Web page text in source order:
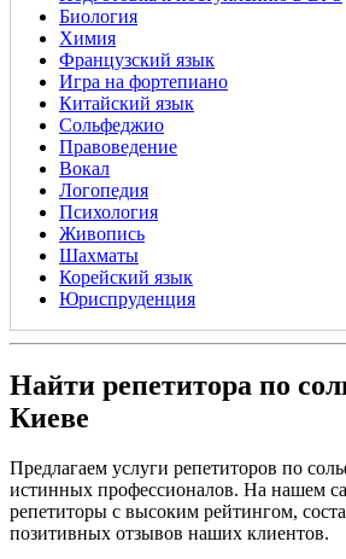
Биология
Химия
Французский язык
Игра на фортепиано
Китайский язык
Сольфеджио
Правоведение
Вокал
Логопедия
Психология
Живопись
Шахматы
Корейский язык
Юриспруденция
Найти репетитора по
Киеве
Предлагаем услуги репетиторов по
истинных профессионалов. На нашем
репетиторы с высоким рейтингом,
позитивных отзывов наших клиентов.